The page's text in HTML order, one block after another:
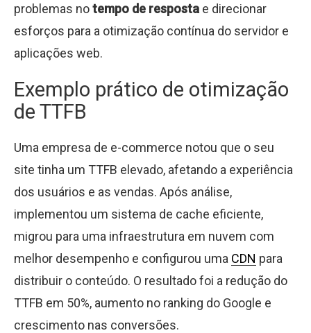
problemas notempo de resposta e direcionar
esforços para a otimização contínua do servidor e
aplicações web.
Exemplo prático de otimização
de TTFB
Uma empresa de e-commerce notou que o seu
site tinha um TTFB elevado, afetando a experiência
dos usuários e as vendas. Após análise,
implementou um sistema de cache eficiente,
migrou para uma infraestrutura em nuvem com
melhor desempenho e configurou uma CDN para
distribuir o conteúdo. O resultado foi a redução do
TTFB em 50%, aumento no ranking do Google e
crescimento nas conversões.